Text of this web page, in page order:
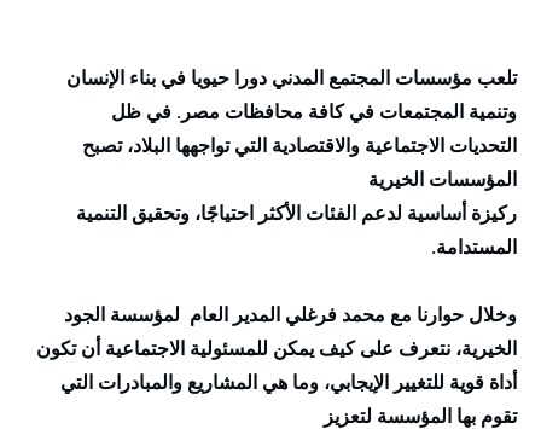
تلعب مؤسسات المجتمع المدني دورا حيويا في بناء الإنسان
وتنمية المجتمعات في كافة محافظات مصر. في ظل
التحديات الاجتماعية والاقتصادية التي تواجهها البلاد، تصبح
المؤسسات الخيرية
ركيزة أساسية لدعم الفئات الأكثر احتياجًا، وتحقيق التنمية
المستدامة.
وخلال حوارنا مع محمد فرغلي المدير العام لمؤسسة الجود
الخيرية، نتعرف على كيف يمكن للمسئولية الاجتماعية أن تكون
أداة قوية للتغيير الإيجابي، وما هي المشاريع والمبادرات التي
تقوم بها المؤسسة لتعزيز